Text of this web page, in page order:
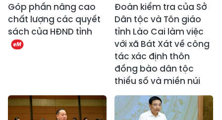
Góp phần nâng cao
chất lượng các quyết
sách của HĐND tỉnh
Đoàn kiểm tra của Sở
Dân tộc và Tôn giáo
tỉnh Lào Cai làm việc
với xã Bát Xát về công
tác xác định thôn
đồng bào dân tộc
thiểu số và miền núi